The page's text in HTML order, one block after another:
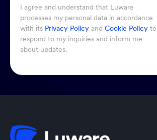
I agree and understand that Luware
processes my personal data in accordance
with its Privacy Policy and Cookie Policy to
respond to my inquiries and inform me
about updates.